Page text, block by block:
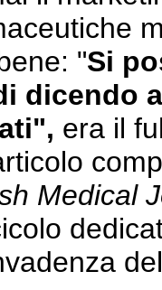
"Si
dicendo
era il
Medical